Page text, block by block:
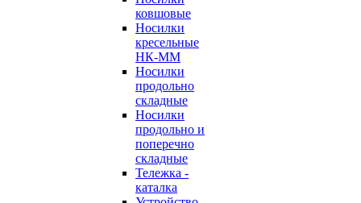
ковшовые
Носилки
кресельные
НК-ММ
Носилки
продольно
складные
Носилки
продольно и
поперечно
складные
Тележка -
каталка